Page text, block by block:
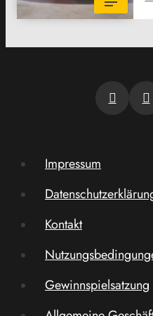
Impressum
Kontakt
Gewinnspielsatzung